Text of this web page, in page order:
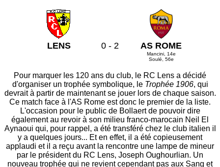
LENS 0 - 2 AS ROME
Mancini, 14e
Soulé, 56e
Pour marquer les 120 ans du club, le RC Lens a décidé
d'organiser un trophée symbolique, le Trophée 1906, qui
devrait à partir de maintenant se jouer lors de chaque saison.
Ce match face à l'AS Rome est donc le premier de la liste.
L'occasion pour le public de Bollaert de pouvoir dire
également au revoir à son milieu franco-marocain Neil El
Aynaoui qui, pour rappel, a été transféré chez le club italien il
y a quelques jours... Et en effet, il a été copieusement
applaudi et il a reçu avant la rencontre une lampe de mineur
par le président du RC Lens, Joseph Oughourlian. Un
nouveau trophée qui ne revient cependant pas aux Sang et